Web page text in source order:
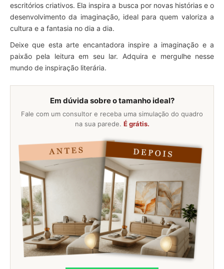
escritórios criativos. Ela inspira a busca por novas histórias e o
desenvolvimento da imaginação, ideal para quem valoriza a
cultura e a fantasia no dia a dia.
Deixe que esta arte encantadora inspire a imaginação e a
paixão pela leitura em seu lar. Adquira e mergulhe nesse
mundo de inspiração literária.
Em dúvida sobre o tamanho ideal?
Fale com um consultor e receba uma simulação do quadro
na sua parede. É grátis.